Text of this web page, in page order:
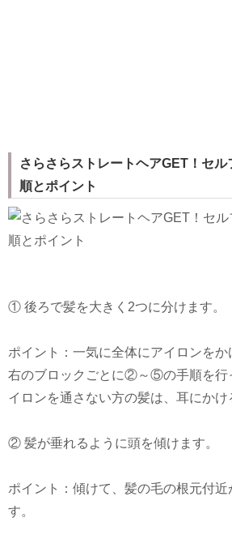
さらさらストレートヘアGET！セ
順とポイント
① 後ろで髪を大きく2つに分けます。
ポイント：一気に全体にアイロンを
右のブロックごとに②～⑤の手順を行
イロンを通さない方の髪は、耳にかけ
② 髪が垂れるように頭を傾けます。
ポイント：傾けて、髪の毛の根元付近
す。